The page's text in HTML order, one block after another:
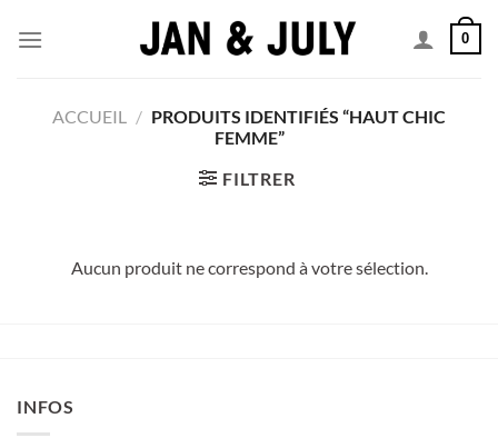
0
ACCUEIL / PRODUITS IDENTIFIÉS “HAUT CHIC
FEMME”
FILTRER
Aucun produit ne correspond à votre sélection.
INFOS